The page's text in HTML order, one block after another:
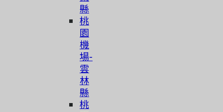
縣
桃
園
機
場-
雲
林
縣
桃